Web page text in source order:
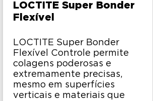
LOCTITE Super Bonder
Flexível
LOCTITE Super Bonder
Flexível Controle permite
colagens poderosas e
extremamente precisas,
mesmo em superfícies
verticais e materiais que